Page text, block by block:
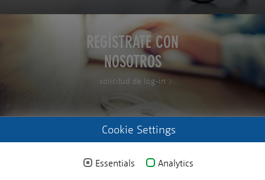
REGÍSTRATE CON
NOSOTROS
solicitud de log-in
Cookie Settings
Essentials Analytics